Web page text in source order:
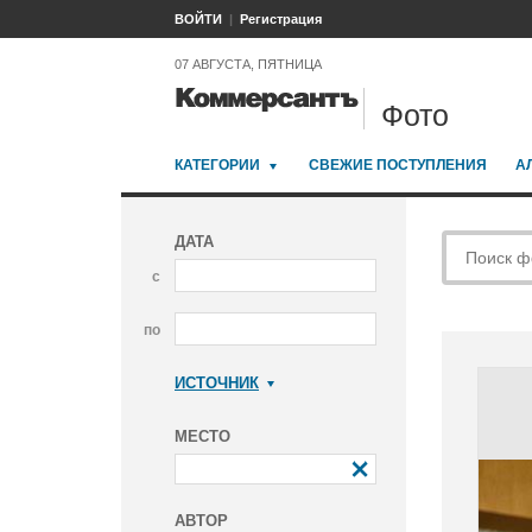
ВОЙТИ Регистрация
07 АВГУСТА, ПЯТНИЦА
Фото
КАТЕГОРИИ СВЕЖИЕ ПОСТУПЛЕНИЯ
ДАТА
с
по
ИСТОЧНИК
МЕСТО
АВТОР